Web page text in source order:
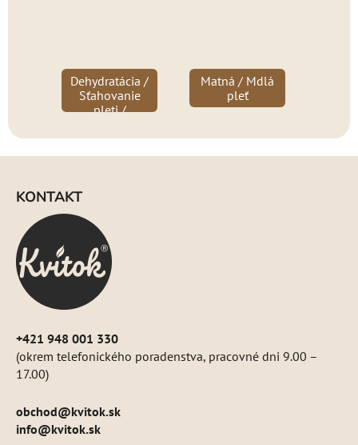
Dehydratácia /
Sťahovanie
pleti /
cievky
Matná / Mdlá
pleť
KONTAKT
+421 948 001 330
(okrem telefonického poradenstva, pracovné dni 9.00 –
17.00)
obchod@kvitok.sk
info@kvitok.sk